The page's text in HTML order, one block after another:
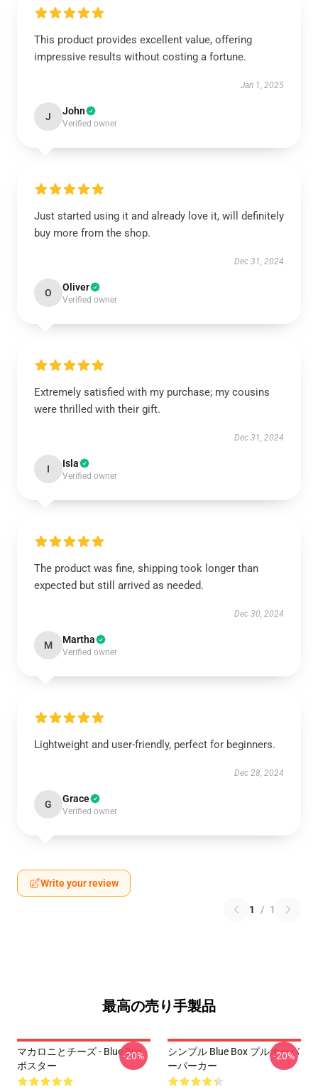
This product provides excellent value, offering
impressive results without costing a fortune.
Jan 1, 2025
J John
Verified owner
Just started using it and already love it, will definitely
buy more from the shop.
Dec 31, 2024
O Oliver
Verified owner
Extremely satisfied with my purchase; my cousins
were thrilled with their gift.
Dec 31, 2024
I Isla
Verified owner
The product was fine, shipping took longer than
expected but still arrived as needed.
Dec 30, 2024
M Martha
Verified owner
Lightweight and user-friendly, perfect for beginners.
Dec 28, 2024
G Grace
Verified owner
Write your review
1 / 1
最高の売り手製品
マカロニとチーズ - Blue Box
ポスター
-20%
シンプル Blue Box プルオーバ
ーパーカー
-20%